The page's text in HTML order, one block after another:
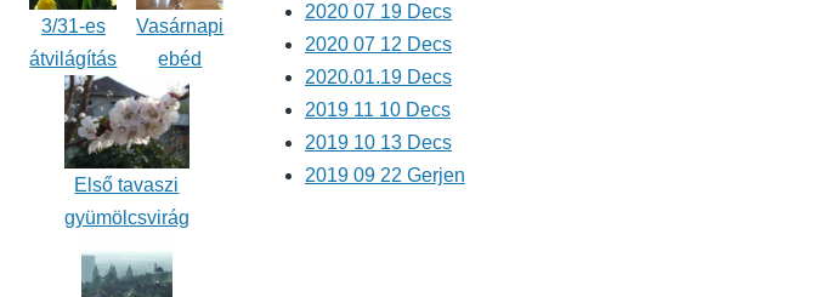
3/31-es
átvilágítás
Vasárnapi
ebéd
Első tavaszi
gyümölcsvirág
2020 07 19 Decs
2020 07 12 Decs
2020.01.19 Decs
2019 11 10 Decs
2019 10 13 Decs
2019 09 22 Gerjen